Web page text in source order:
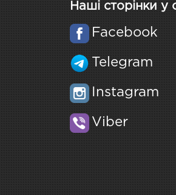
Наші сторінки
Facebook
Telegram
Instagram
Viber